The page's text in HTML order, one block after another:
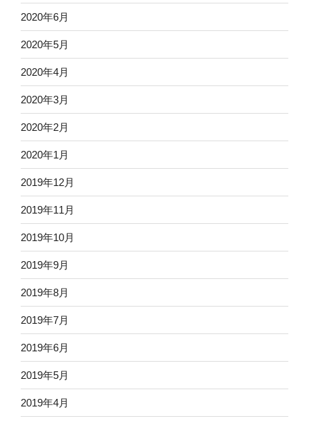
2020年6月
2020年5月
2020年4月
2020年3月
2020年2月
2020年1月
2019年12月
2019年11月
2019年10月
2019年9月
2019年8月
2019年7月
2019年6月
2019年5月
2019年4月